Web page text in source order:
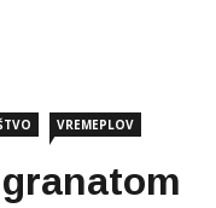
VREMEPLOV